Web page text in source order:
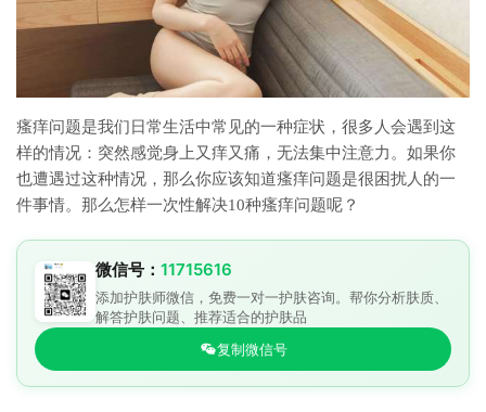
瘙痒问题是我们日常生活中常见的一种症状，很多人会遇到这
样的情况：突然感觉身上又痒又痛，无法集中注意力。如果你
也遭遇过这种情况，那么你应该知道瘙痒问题是很困扰人的一
件事情。那么怎样一次性解决10种瘙痒问题呢？
微信号： 11715616
添加护肤师微信，免费一对一护肤咨询。帮你分析肤质、
解答护肤问题、推荐适合的护肤品
复制微信号